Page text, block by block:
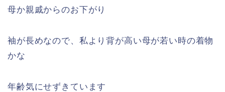
母か親戚からのお下がり
袖が長めなので、私より背が高い母が若い時の着物
かな
年齢気にせずきています